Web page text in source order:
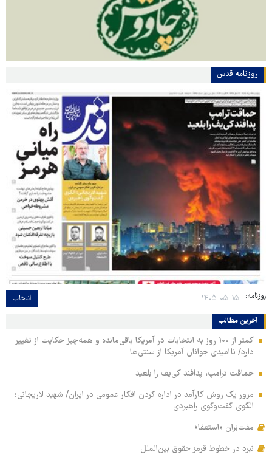
روزنامه قدس
روزنامه: انتخاب
آخرین مطالب
کمتر از ۱۰۰ روز به انتخابات در آمریکا باقی‌مانده و همه‌چیز حکایت از تغییر
دارد/ ناامیدی جوانان آمریکا از سنتی‌ها
حماقت ترامپ، پدافند کی‌یف را بلعید
مرور یک روش کارآمد در اداره کردن افکار عمومی در ایران/ شهید لاریجانی؛
الگوی گفت‌وگوی راهبردی
مفت‌بَران «استعفا»
نبرد در خطوط قرمز حقوق بین‌الملل